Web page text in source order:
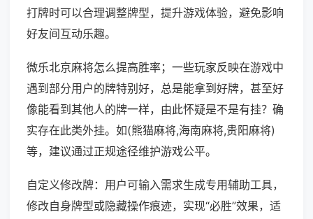
打牌时可以合理调整牌型，提升游戏体验，避免影响
好友间互动乐趣。
微乐北京麻将怎么提高胜率；一些玩家反映在游戏中
遇到部分用户的牌特别好，总是能拿到好牌，甚至好
像能看到其他人的牌一样，由此怀疑是不是有挂？确
实存在此类外挂。如(熊猫麻将,海南麻将,贵阳麻将)
等，建议通过正规途径维护游戏公平。
自定义修改牌：用户可输入需求生成专用辅助工具，
修改自身牌型或隐藏操作痕迹，实现“必胜”效果，适